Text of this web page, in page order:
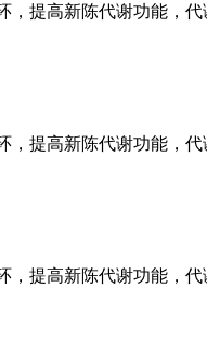
提高新陈代谢功能，
提高新陈代谢功能，
提高新陈代谢功能，